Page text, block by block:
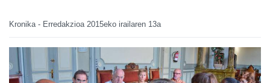
Kronika - Erredakzioa 2015eko irailaren 13a